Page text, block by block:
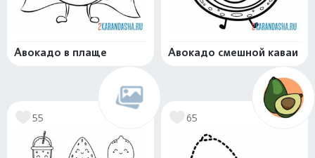
Авокадо в плаще Авокадо смешной каваи
55 65